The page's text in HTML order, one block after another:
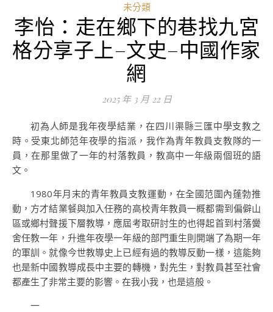
未分類
李怡：走在鄉下的巷找九宮
格分享子上–文史–中國作家
網
2025 年 3 月 22 日
初為人師是我年夜學結業，在四川渠縣三匯中學支教之
時。受東北師范年夜學的指派，我作為青年教員支教隊的一
員，在那里做了一年的村落教員，教高中一年級兩個班的語
文。
1980年月末的青年教員支教運動，在全國范圍內蓬勃推
動，方才結業餐與加入任務的高校青年教員一概都需到偏僻山
區或鄉村聲援下層教導，應屆考取研討生的也得起首到村落黌
舍任教一年，升進年夜學一年級的部門重生則開端了為期一年
的軍訓。就像今世教導史上已經有過的教導反動一樣，這能夠
也是新中國教導成長中主要的轉機，對先生，對教員甚至社會
都產生了非常主要的影響。在我小我，也是這般。
一